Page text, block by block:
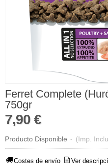
Ferret Complete
750gr
7,90 €
Producto Disponible - (Imp.
Costes de envío Ver